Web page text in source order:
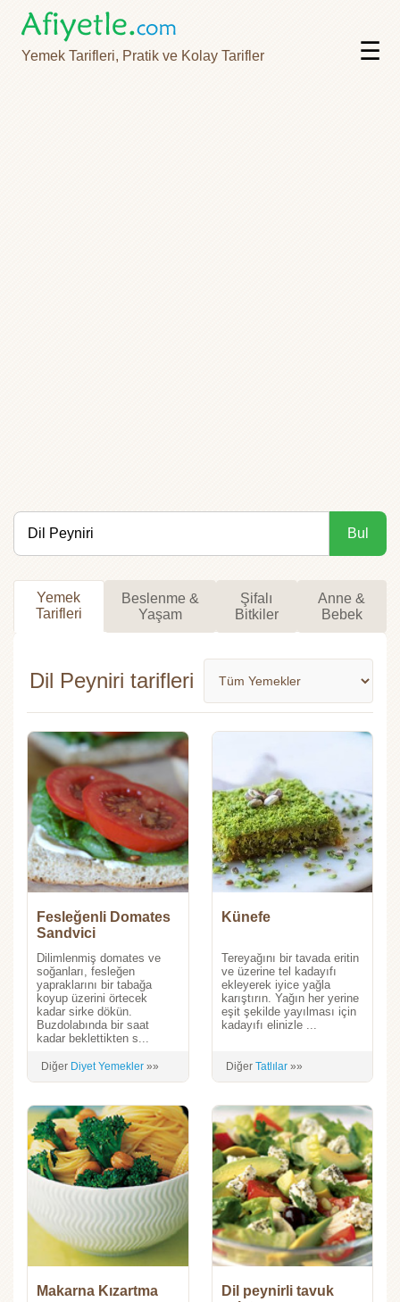
Yemek Tarifleri, Pratik ve Kolay Tarifler ☰
Bul
Yemek
Tarifleri
Beslenme &
Yaşam
Şifalı
Bitkiler
Anne &
Bebek
Dil Peyniri tarifleri
Fesleğenli Domates
Sandvici
Dilimlenmiş domates ve
soğanları, fesleğen
yapraklarını bir tabağa
koyup üzerini örtecek
kadar sirke dökün.
Buzdolabında bir saat
kadar beklettikten s...
Diğer Diyet Yemekler »»
Künefe
Tereyağını bir tavada eritin
ve üzerine tel kadayıfı
ekleyerek iyice yağla
karıştırın. Yağın her yerine
eşit şekilde yayılması için
kadayıfı elinizle ...
Diğer Tatlılar»»
Makarna Kızartma
Dil peynirli tavuk